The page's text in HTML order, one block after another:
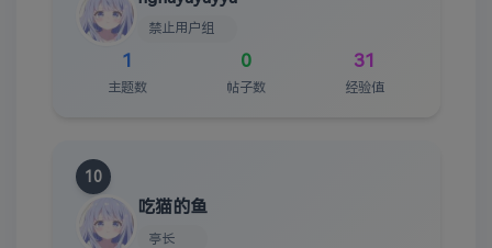
禁止用户组
1
主题数
0
帖子数
31
经验值
10
吃猫的鱼
亭长